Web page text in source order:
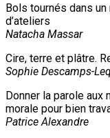
Bols tournés dans
d’ateliers
Natacha Massar
Cire, terre et plâtre.
Sophie Descamps-
Donner la parole
morale pour bien
Patrice Alexandre